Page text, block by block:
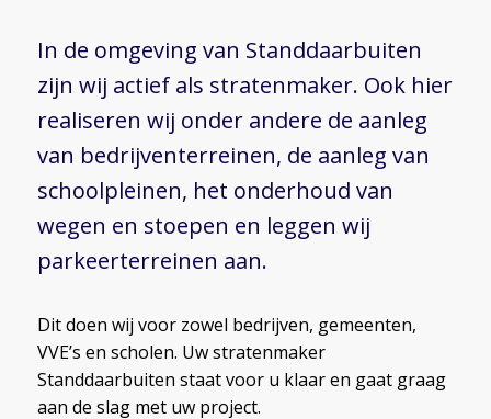
In de omgeving van Standdaarbuiten
zijn wij actief als stratenmaker. Ook hier
realiseren wij onder andere de aanleg
van bedrijventerreinen, de aanleg van
schoolpleinen, het onderhoud van
wegen en stoepen en leggen wij
parkeerterreinen aan.
Dit doen wij voor zowel bedrijven, gemeenten,
VVE’s en scholen. Uw stratenmaker
Standdaarbuiten staat voor u klaar en gaat graag
aan de slag met uw project.